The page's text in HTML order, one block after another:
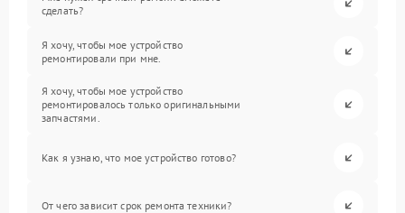
сделать?
Я хочу, чтобы мое устройство
ремонтировали при мне.
Я хочу, чтобы мое устройство
ремонтировалось только оригинальными
запчастями.
Как я узнаю, что мое устройство готово?
От чего зависит срок ремонта техники?